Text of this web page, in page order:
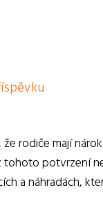
rodiče mají
potvrzení
a náhradách,